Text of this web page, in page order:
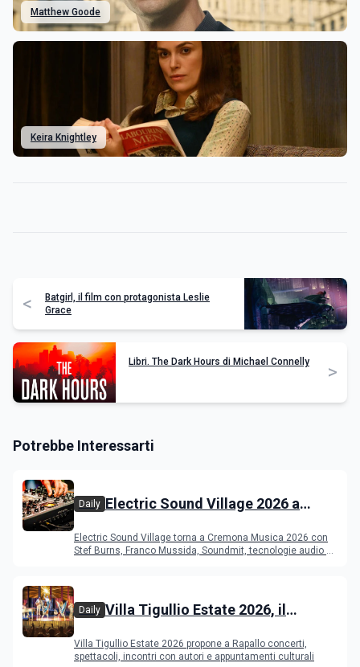
Matthew Goode
Keira Knightley
<
Batgirl, il film con protagonista Leslie
Grace
Libri. The Dark Hours di Michael Connelly >
Potrebbe Interessarti
Daily Electric Sound Village 2026 a
Young Band Contest, il programma
Electric Sound Village torna a Cremona Musica 2026 con
Stef Burns, Franco Mussida, Soundmit, tecnologie audio e
Daily Villa Tigullio Estate 2026, il
Villa Tigullio Estate 2026 propone a Rapallo concerti,
spettacoli, incontri con autori e appuntamenti culturali